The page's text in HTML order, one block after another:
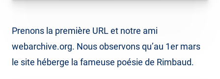
Prenons la première URL et notre ami
webarchive.org. Nous observons qu’au 1er mars
le site héberge la fameuse poésie de Rimbaud.